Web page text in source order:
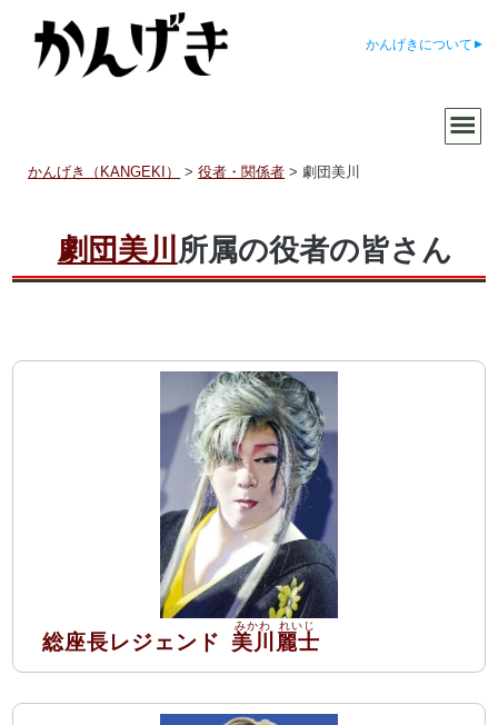
かんげきについて
かんげき（KANGEKI） >役者・関係者 >劇団美川
劇団美川 所属の役者の皆さん
総座長レジェンド 美川 麗士